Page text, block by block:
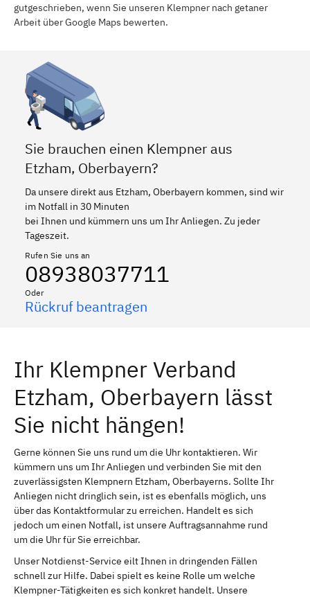
gutgeschrieben, wenn Sie unseren Klempner nach getaner
Arbeit über Google Maps bewerten.
Sie brauchen einen Klempner aus
Etzham, Oberbayern?
Da unsere direkt aus Etzham, Oberbayern kommen, sind wir
im Notfall in 30 Minuten
bei Ihnen und kümmern uns um Ihr Anliegen. Zu jeder
Tageszeit.
Rufen Sie uns an
08938037711
Oder
Rückruf beantragen
Ihr Klempner Verband
Etzham, Oberbayern lässt
Sie nicht hängen!
Gerne können Sie uns rund um die Uhr kontaktieren. Wir
kümmern uns um Ihr Anliegen und verbinden Sie mit den
zuverlässigsten Klempnern Etzham, Oberbayerns. Sollte Ihr
Anliegen nicht dringlich sein, ist es ebenfalls möglich, uns
über das Kontaktformular zu erreichen. Handelt es sich
jedoch um einen Notfall, ist unsere Auftragsannahme rund
um die Uhr für Sie erreichbar.
Unser Notdienst-Service eilt Ihnen in dringenden Fällen
schnell zur Hilfe. Dabei spielt es keine Rolle um welche
Klempner-Tätigkeiten es sich konkret handelt. Unsere